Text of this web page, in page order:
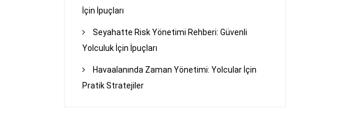
İçin İpuçları
Seyahatte Risk Yönetimi Rehberi: Güvenli
Yolculuk İçin İpuçları
Havaalanında Zaman Yönetimi: Yolcular İçin
Pratik Stratejiler